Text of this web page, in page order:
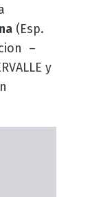
(Esp.
–
y